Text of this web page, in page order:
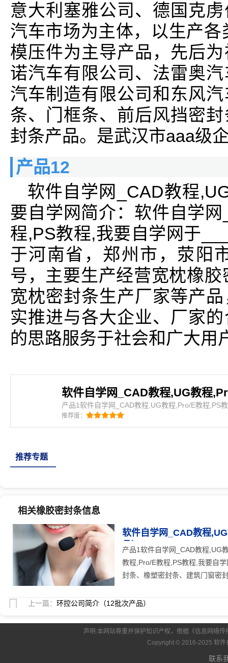
意大利塞雅公司、德国克
汽车市场为主体，以生产
模压件为主导产品，先后
诺汽车有限公司、法雷奥
汽车制造有限公司和东风
条、门框条、前后风挡密
封条产品。是武汉市aaa级
产品12
软件自学网_CAD教程
要自学网简介：软件自学
程,PS教程,我要自学网于
于河南省，郑州市，荥阳
号，主要生产经营宽枕橡
宽枕密封条生产厂家等产
实推进与各大企业、厂家
的思路服务于社会和广大用
产品1软件自学网_CAD教程,UG教程,Pro/E教程,PS
网_CAD教程,UG教程,Pro/E教程,PS教程,我要自学
eva发泡条、汽车密封条、集装箱密封条、橡塑密封
推荐度：
推荐专题
相关橡胶密封条信息
软件自学网_CAD教程
品）
25人关注
产品1软件自学网_CAD教程,UG
教程,Pro/E教程,PS教程,我要自
封条、橡塑密封条、建筑门窗密
上一篇： 环控公司简介（12批次产品）
声明:本网站尊重并保护知识产权，根据《信息网络
Copyright © 2016-2025 软件
联系